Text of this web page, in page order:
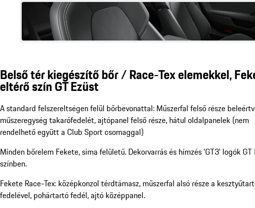
Belső tér kiegészítő bőr / Race-Tex elemekkel,
eltérő szín GT Ezüst
A standard felszereltségen felül bőrbevonattal: Műszerfal felső része
műszeregység takarófedelét, ajtópanel felső része, hátul oldalpanelek (nem
rendelhető együtt a Club Sport csomaggal)
Minden bőrelem Fekete, sima felületű. Dekorvarrás és hímzés 'GT3' logók GT
színben.
Fekete Race-Tex: középkonzol térdtámasz, műszerfal alsó része a
fedelével, pohártartó fedél, ajtó középpanel.